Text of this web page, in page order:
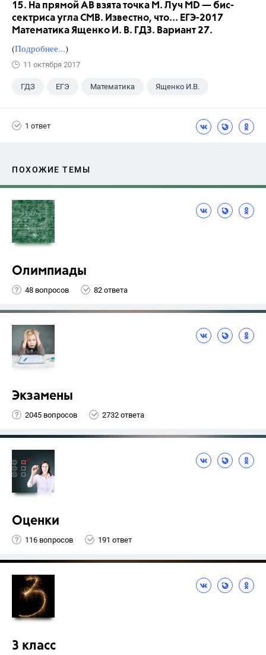
15. На прямой АВ взята точка М. Луч MD — бис-
сектриса угла СМВ. Известно, что... ЕГЭ-2017
Математика Ященко И. В. ГДЗ. Вариант 27.
(Подробнее...)
11 октября 2017
ГДЗ ЕГЭ Математика Ященко И.В.
1 ответ
ПОХОЖИЕ ТЕМЫ
Олимпиады
48 вопросов 82 ответа
Экзамены
2045 вопросов 2732 ответа
Оценки
116 вопросов 191 ответ
3 класс